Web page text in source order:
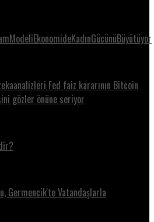
Fed faiz kararının Bitcoin
gözler önüne seriyor
Germencik'te Vatandaşlarla